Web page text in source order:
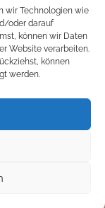
wir Technologien wie
oder darauf
können wir Daten
Website verarbeiten.
können
werden.
vorbehalten |